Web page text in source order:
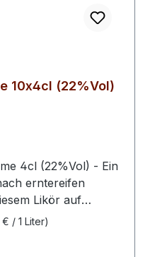
10x4cl (22%Vol)
4cl (22%Vol) - Ein
erntereifen
Likör auf
aufregender,
/ 1 Liter)